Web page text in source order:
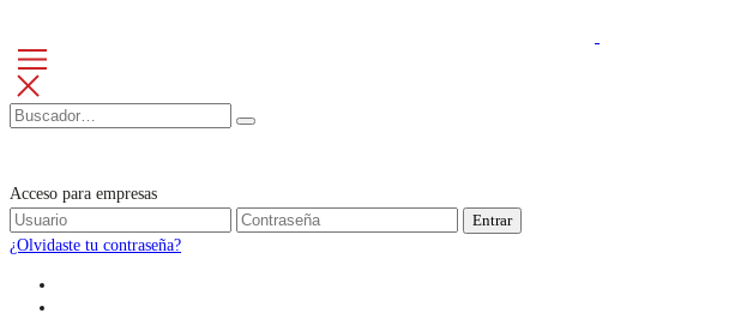
Acceso para empresas
Entrar
¿Olvidaste tu contraseña?